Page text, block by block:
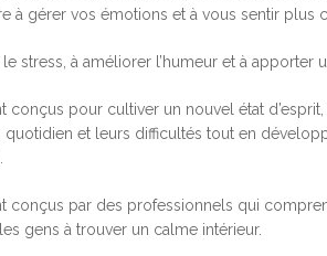
à gérer vos émotions et à vous sentir plus
le stress, à améliorer l’humeur et à apporter
conçus pour cultiver un nouvel état
et leurs difficultés tout en
conçus par des professionnels qui
gens à trouver un calme intérieur.